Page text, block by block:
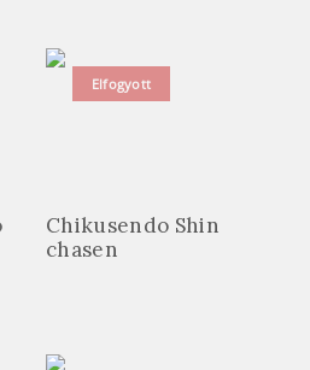
Elfogyott
Chikusendo Shin
chasen